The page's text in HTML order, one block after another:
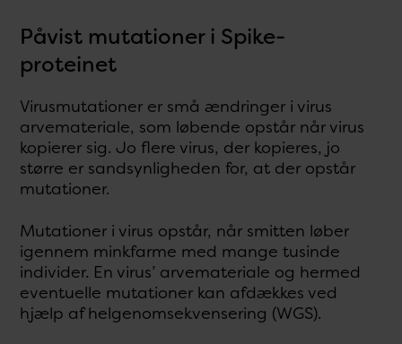
Påvist mutationer i Spike-
proteinet
Virusmutationer er små ændringer i virus
arvemateriale, som løbende opstår når virus
kopierer sig. Jo flere virus, der kopieres, jo
større er sandsynligheden for, at der opstår
mutationer.
Mutationer i virus opstår, når smitten løber
igennem minkfarme med mange tusinde
individer. En virus’ arvemateriale og hermed
eventuelle mutationer kan afdækkes ved
hjælp af helgenomsekvensering (WGS).